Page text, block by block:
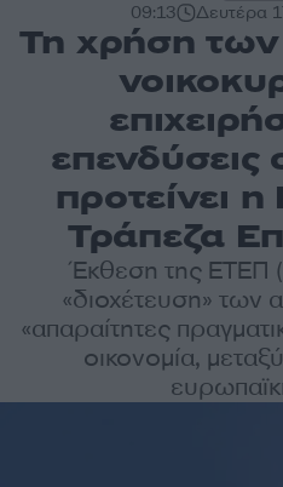
09:13 Δευτέρα
Τη χρήση
προτείνει
Τράπεζα
Έκθεση της ΕΤΕΠ
«διοχέτευση» των
«απαραίτητες
οικονομία,